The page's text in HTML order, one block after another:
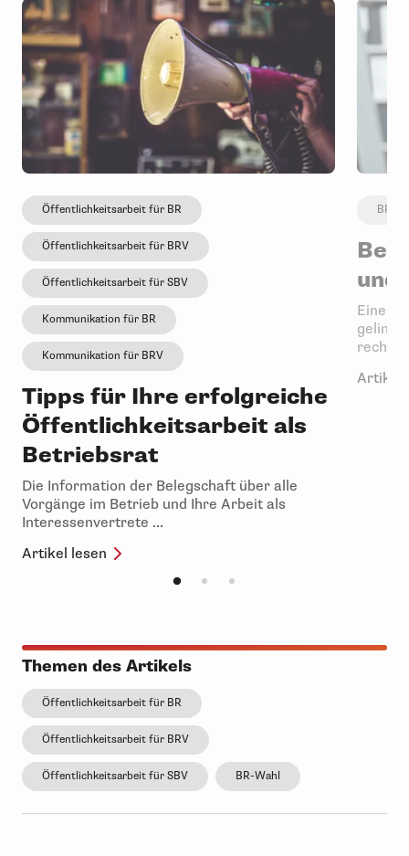
Öffentlichkeitsarbeit für BR
Öffentlichkeitsarbeit für BRV
Öffentlichkeitsarbeit für SBV
Kommunikation für BR
Kommunikation für BRV
Tipps für Ihre erfolgreiche
Öffentlichkeitsarbeit als
Betriebsrat
Die Information der Belegschaft über alle
Vorgänge im Betrieb und Ihre Arbeit als
Interessenvertrete ...
Artikel lesen
BR-
und
Eine
gelingt
Artikel
Themen des Artikels
Öffentlichkeitsarbeit für BR
Öffentlichkeitsarbeit für BRV
Öffentlichkeitsarbeit für SBV BR-Wahl